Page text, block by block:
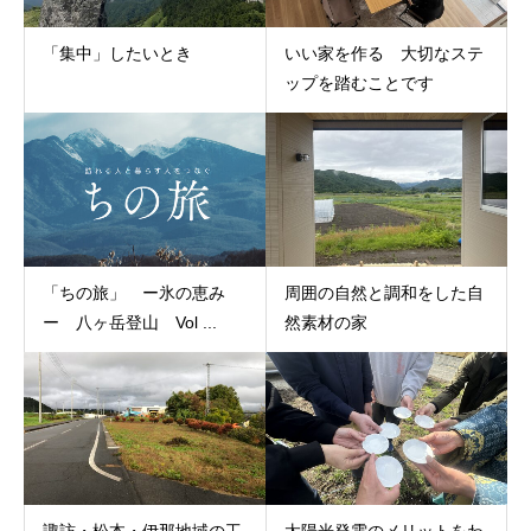
「集中」したいとき
いい家を作る 大切なステ
ップを踏むことです
「ちの旅」 ー氷の恵み
ー 八ヶ岳登山 Vol ...
周囲の自然と調和をした自
然素材の家